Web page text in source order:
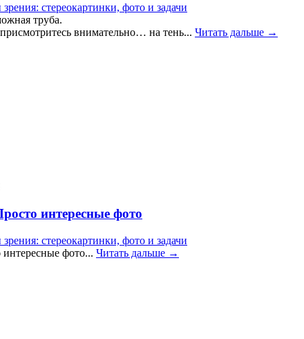
стереокартинки, фото и задачи
труба.
внимательно… на тень... Читать дальше →
интересные фото
стереокартинки, фото и задачи
интересные фото... Читать дальше →